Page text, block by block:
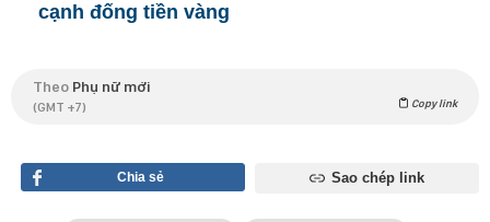
cạnh đống tiền vàng
Theo Phụ nữ mới
(GMT +7) Copy link
Chia sẻ Sao chép link